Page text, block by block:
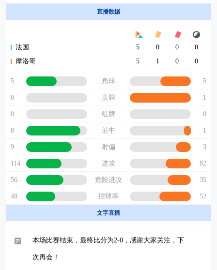
直播数据
法国 5 0 0
0
摩洛哥
5 1 0 0
5 角球 5
0 黄牌 1
0 红牌 0
8 射中 1
9 射偏 3
114 进攻 82
56 危险进攻 35
48 控球率 52
文字直播
本场比赛结束，最终比分为2-0，感谢大家关注，下
次再会！